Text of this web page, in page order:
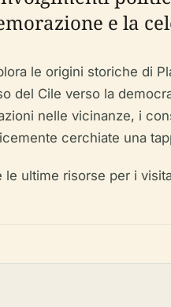
e la
le origini storiche di
del Cile verso la
nelle vicinanze, i
cerchiate una
ultime risorse per i